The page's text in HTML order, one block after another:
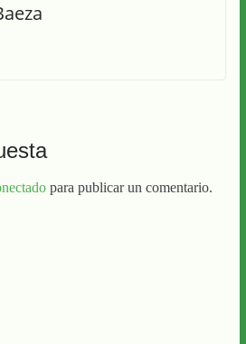
para publicar un comentario.